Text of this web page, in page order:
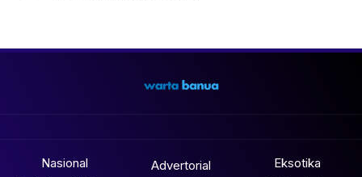
Nasional
Advertorial
Eksotika